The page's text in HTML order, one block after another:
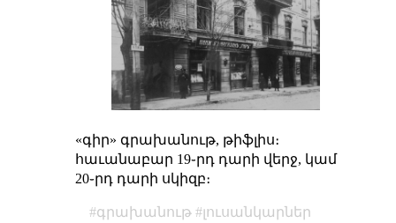
«գիր» գրախանութ, թիֆլիս։
հաւանաբար 19֊րդ դարի վերջ, կամ
20֊րդ դարի սկիզբ։
գրախանութ լուսանկարներ